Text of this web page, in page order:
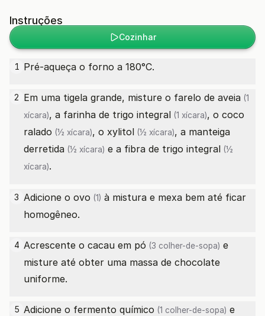
Instruções
Cozinhar
1 Pré-aqueça o forno a 180°C.
2 Em uma tigela grande, misture o farelo de aveia (1
xícara), a farinha de trigo integral (1 xícara), o coco
ralado (½ xícara), o xylitol (½ xícara), a manteiga
derretida (½ xícara) e a fibra de trigo integral (½
xícara).
3 Adicione o ovo (1) à mistura e mexa bem até ficar
homogêneo.
4 Acrescente o cacau em pó (3 colher-de-sopa) e
misture até obter uma massa de chocolate
uniforme.
5 Adicione o fermento químico (1 colher-de-sopa) e